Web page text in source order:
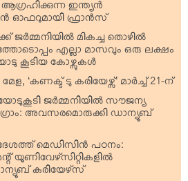
ഇന്ത്യന്‍
ഓഫറുമായി ഫ്രാന്‍സ്
ജര്‍മ്മനിയില്‍ മികച്ച തൊഴില്‍
എല്ലാ മാസവും ഒരു ലക്ഷം
കൂടിയ കോഴ്സുകള്‍
‘കണക്ട് ടു കരിയേഴ്സ്’ മാര്‍ച്ച് 21-ന്
ജര്‍മ്മനിയില്‍ സൗജന്യ
അവസരമൊരുക്കി ഡാന്യൂബ്
മെഡിസിന്‍ പഠനം:
യൂണിവേഴ്‌സിറ്റികളില്‍
കരിയേഴ്‌സ്